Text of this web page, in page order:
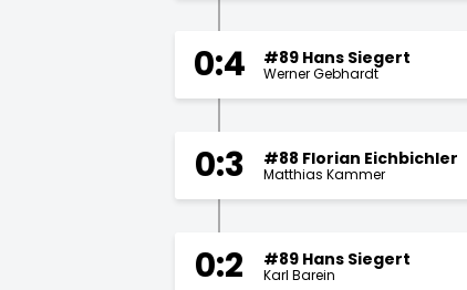
0:4 #89 Hans Siegert
Werner Gebhardt
0:3 #88 Florian Eichbichler
Matthias Kammer
0:2 #89 Hans Siegert
Karl Barein